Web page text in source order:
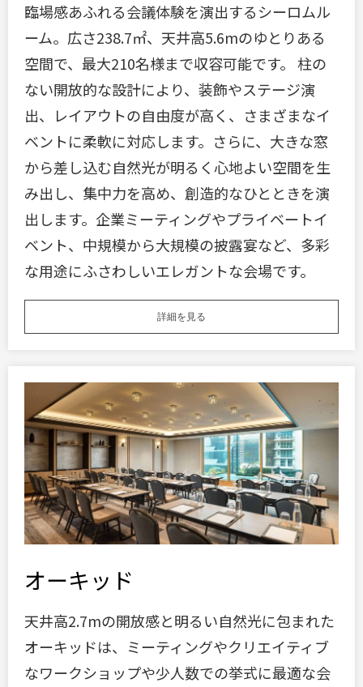
臨場感あふれる会議体験を演出するシーロムル
ーム。広さ238.7㎡、天井高5.6mのゆとりある
空間で、最大210名様まで収容可能です。 柱の
ない開放的な設計により、装飾やステージ演
出、レイアウトの自由度が高く、さまざまなイ
ベントに柔軟に対応します。さらに、大きな窓
から差し込む自然光が明るく心地よい空間を生
み出し、集中力を高め、創造的なひとときを演
出します。企業ミーティングやプライベートイ
ベント、中規模から大規模の披露宴など、多彩
な用途にふさわしいエレガントな会場です。
詳細を見る
オーキッド
天井高2.7mの開放感と明るい自然光に包まれた
オーキッドは、ミーティングやクリエイティブ
なワークショップや少人数での挙式に最適な会